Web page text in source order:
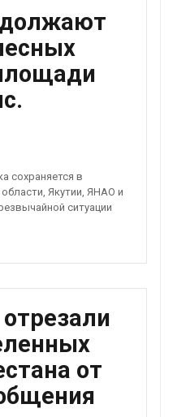
сохраняется в
Якутии, ЯНАО и
ситуации
от